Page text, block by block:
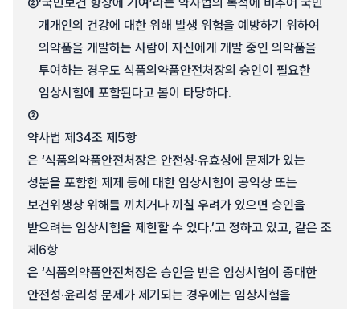
개개인의 건강에 대한 위해 발생 위험을 예방하기 위하여
의약품을 개발하는 사람이 자신에게 개발 중인 의약품을
투여하는 경우도 식품의약품안전처장의 승인이 필요한
임상시험에 포함된다고 봄이 타당하다.
③
약사법 제34조 제5항
은 ‘식품의약품안전처장은 안전성·유효성에 문제가 있는
성분을 포함한 제제 등에 대한 임상시험이 공익상 또는
보건위생상 위해를 끼치거나 끼칠 우려가 있으면 승인을
받으려는 임상시험을 제한할 수 있다.’고 정하고 있고, 같은 조
제6항
은 ‘식품의약품안전처장은 승인을 받은 임상시험이 중대한
안전성·윤리성 문제가 제기되는 경우에는 임상시험을